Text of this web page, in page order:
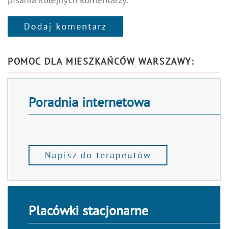
Dodaj komentarz
POMOC DLA MIESZKAŃCÓW WARSZAWY:
Poradnia internetowa
Napisz do terapeutów
Placówki stacjonarne